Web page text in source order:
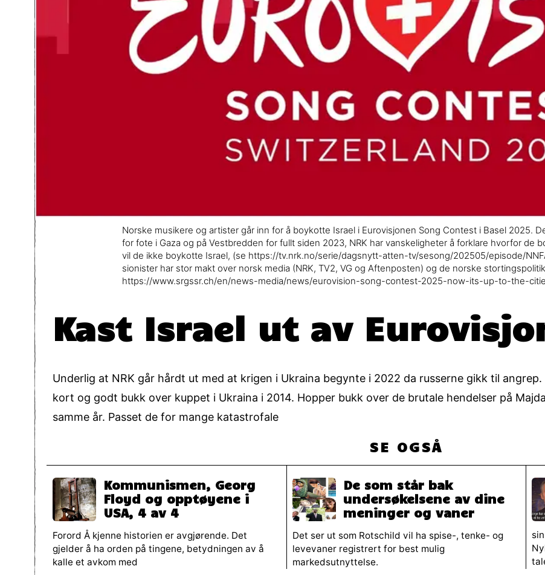
Norske musikere og artister går inn for å boykotte Israel i Eurovisjonen Song Contest i Basel 2025.
for fote i Gaza og på Vestbredden for fullt siden 2023, NRK har vanskeligheter å forklare hvorfor de
vil de ikke boykotte Israel, (se https://tv.nrk.no/serie/dagsnytt-atten-tv/sesong/202505/episode/
sionister har stor makt over norsk media (NRK, TV2, VG og Aftenposten) og de norske
https://www.srgssr.ch/en/news-media/news/eurovision-song-contest-2025-now-its-up-to-the-
Kast Israel ut av
Underlig at NRK går hårdt ut med at krigen i Ukraina begynte i 2022 da russerne gikk til
kort og godt bukk over kuppet i Ukraina i 2014. Hopper bukk over de brutale hendelser på
samme år. Passet de for mange katastrofale
SE OGSÅ
Kommunismen, Georg
Floyd og opptøyene i
USA, 4 av 4
Forord Å kjenne historien er avgjørende. Det
gjelder å ha orden på tingene, betydningen av å
kalle et avkom med
De som står bak
undersøkelsene av dine
meninger og vaner
Det ser ut som Rotschild vil ha spise-, tenke- og
levevaner registrert for best mulig
markedsutnyttelse.